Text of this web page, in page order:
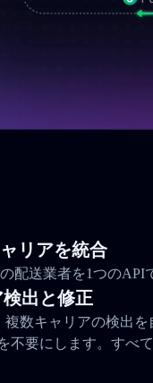
リアを統合
配送業者を1つのAPI
出と修正
複数キャリアの検出
不要にします。すべて